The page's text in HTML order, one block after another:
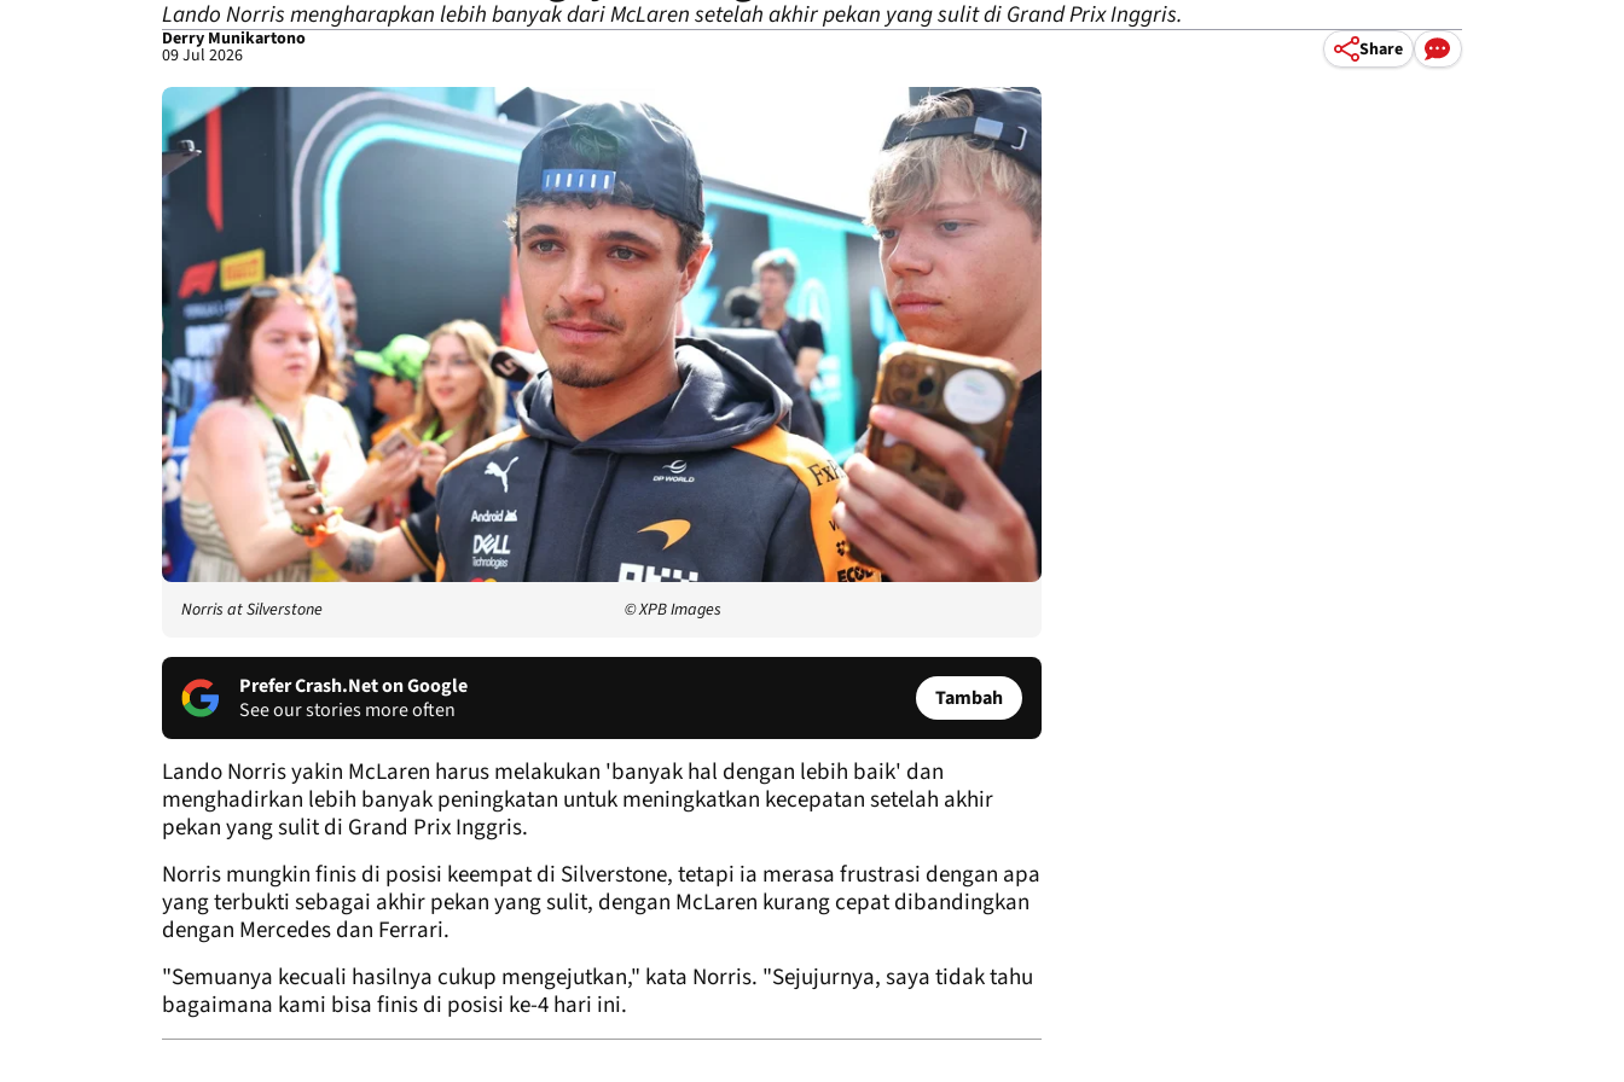
Lando Norris mengharapkan lebih banyak dari McLaren setelah akhir pekan yang sulit di Grand Prix Inggris.
Derry Munikartono
09 Jul 2026 Share
Norris at Silverstone © XPB Images
Prefer Crash.Net on Google
See our stories more often
Tambah
Lando Norris yakin McLaren harus melakukan 'banyak hal dengan lebih baik' dan
menghadirkan lebih banyak peningkatan untuk meningkatkan kecepatan setelah akhir
pekan yang sulit di Grand Prix Inggris.
Norris mungkin finis di posisi keempat di Silverstone, tetapi ia merasa frustrasi dengan apa
yang terbukti sebagai akhir pekan yang sulit, dengan McLaren kurang cepat dibandingkan
dengan Mercedes dan Ferrari.
"Semuanya kecuali hasilnya cukup mengejutkan," kata Norris. "Sejujurnya, saya tidak tahu
bagaimana kami bisa finis di posisi ke-4 hari ini.